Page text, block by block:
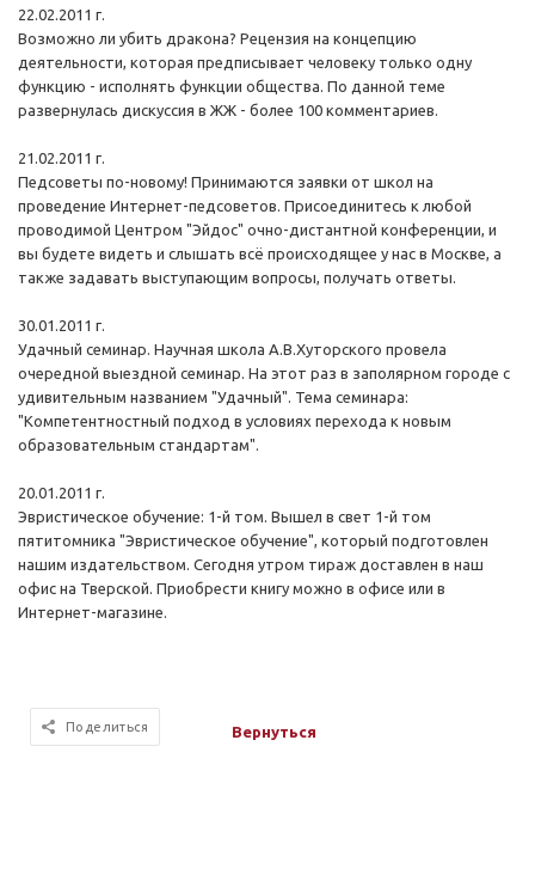
22.02.2011 г.
Возможно ли убить дракона? Рецензия на концепцию
деятельности, которая предписывает человеку только одну
функцию - исполнять функции общества. По данной теме
развернулась дискуссия в ЖЖ - более 100 комментариев.
21.02.2011 г.
Педсоветы по-новому! Принимаются заявки от школ на
проведение Интернет-педсоветов. Присоединитесь к любой
проводимой Центром "Эйдос" очно-дистантной конференции, и
вы будете видеть и слышать всё происходящее у нас в Москве, а
также задавать выступающим вопросы, получать ответы.
30.01.2011 г.
Удачный семинар. Научная школа А.В.Хуторского провела
очередной выездной семинар. На этот раз в заполярном городе с
удивительным названием "Удачный". Тема семинара:
"Компетентностный подход в условиях перехода к новым
образовательным стандартам".
20.01.2011 г.
Эвристическое обучение: 1-й том. Вышел в свет 1-й том
пятитомника "Эвристическое обучение", который подготовлен
нашим издательством. Сегодня утром тираж доставлен в наш
офис на Тверской. Приобрести книгу можно в офисе или в
Интернет-магазине.
Поделиться Вернуться